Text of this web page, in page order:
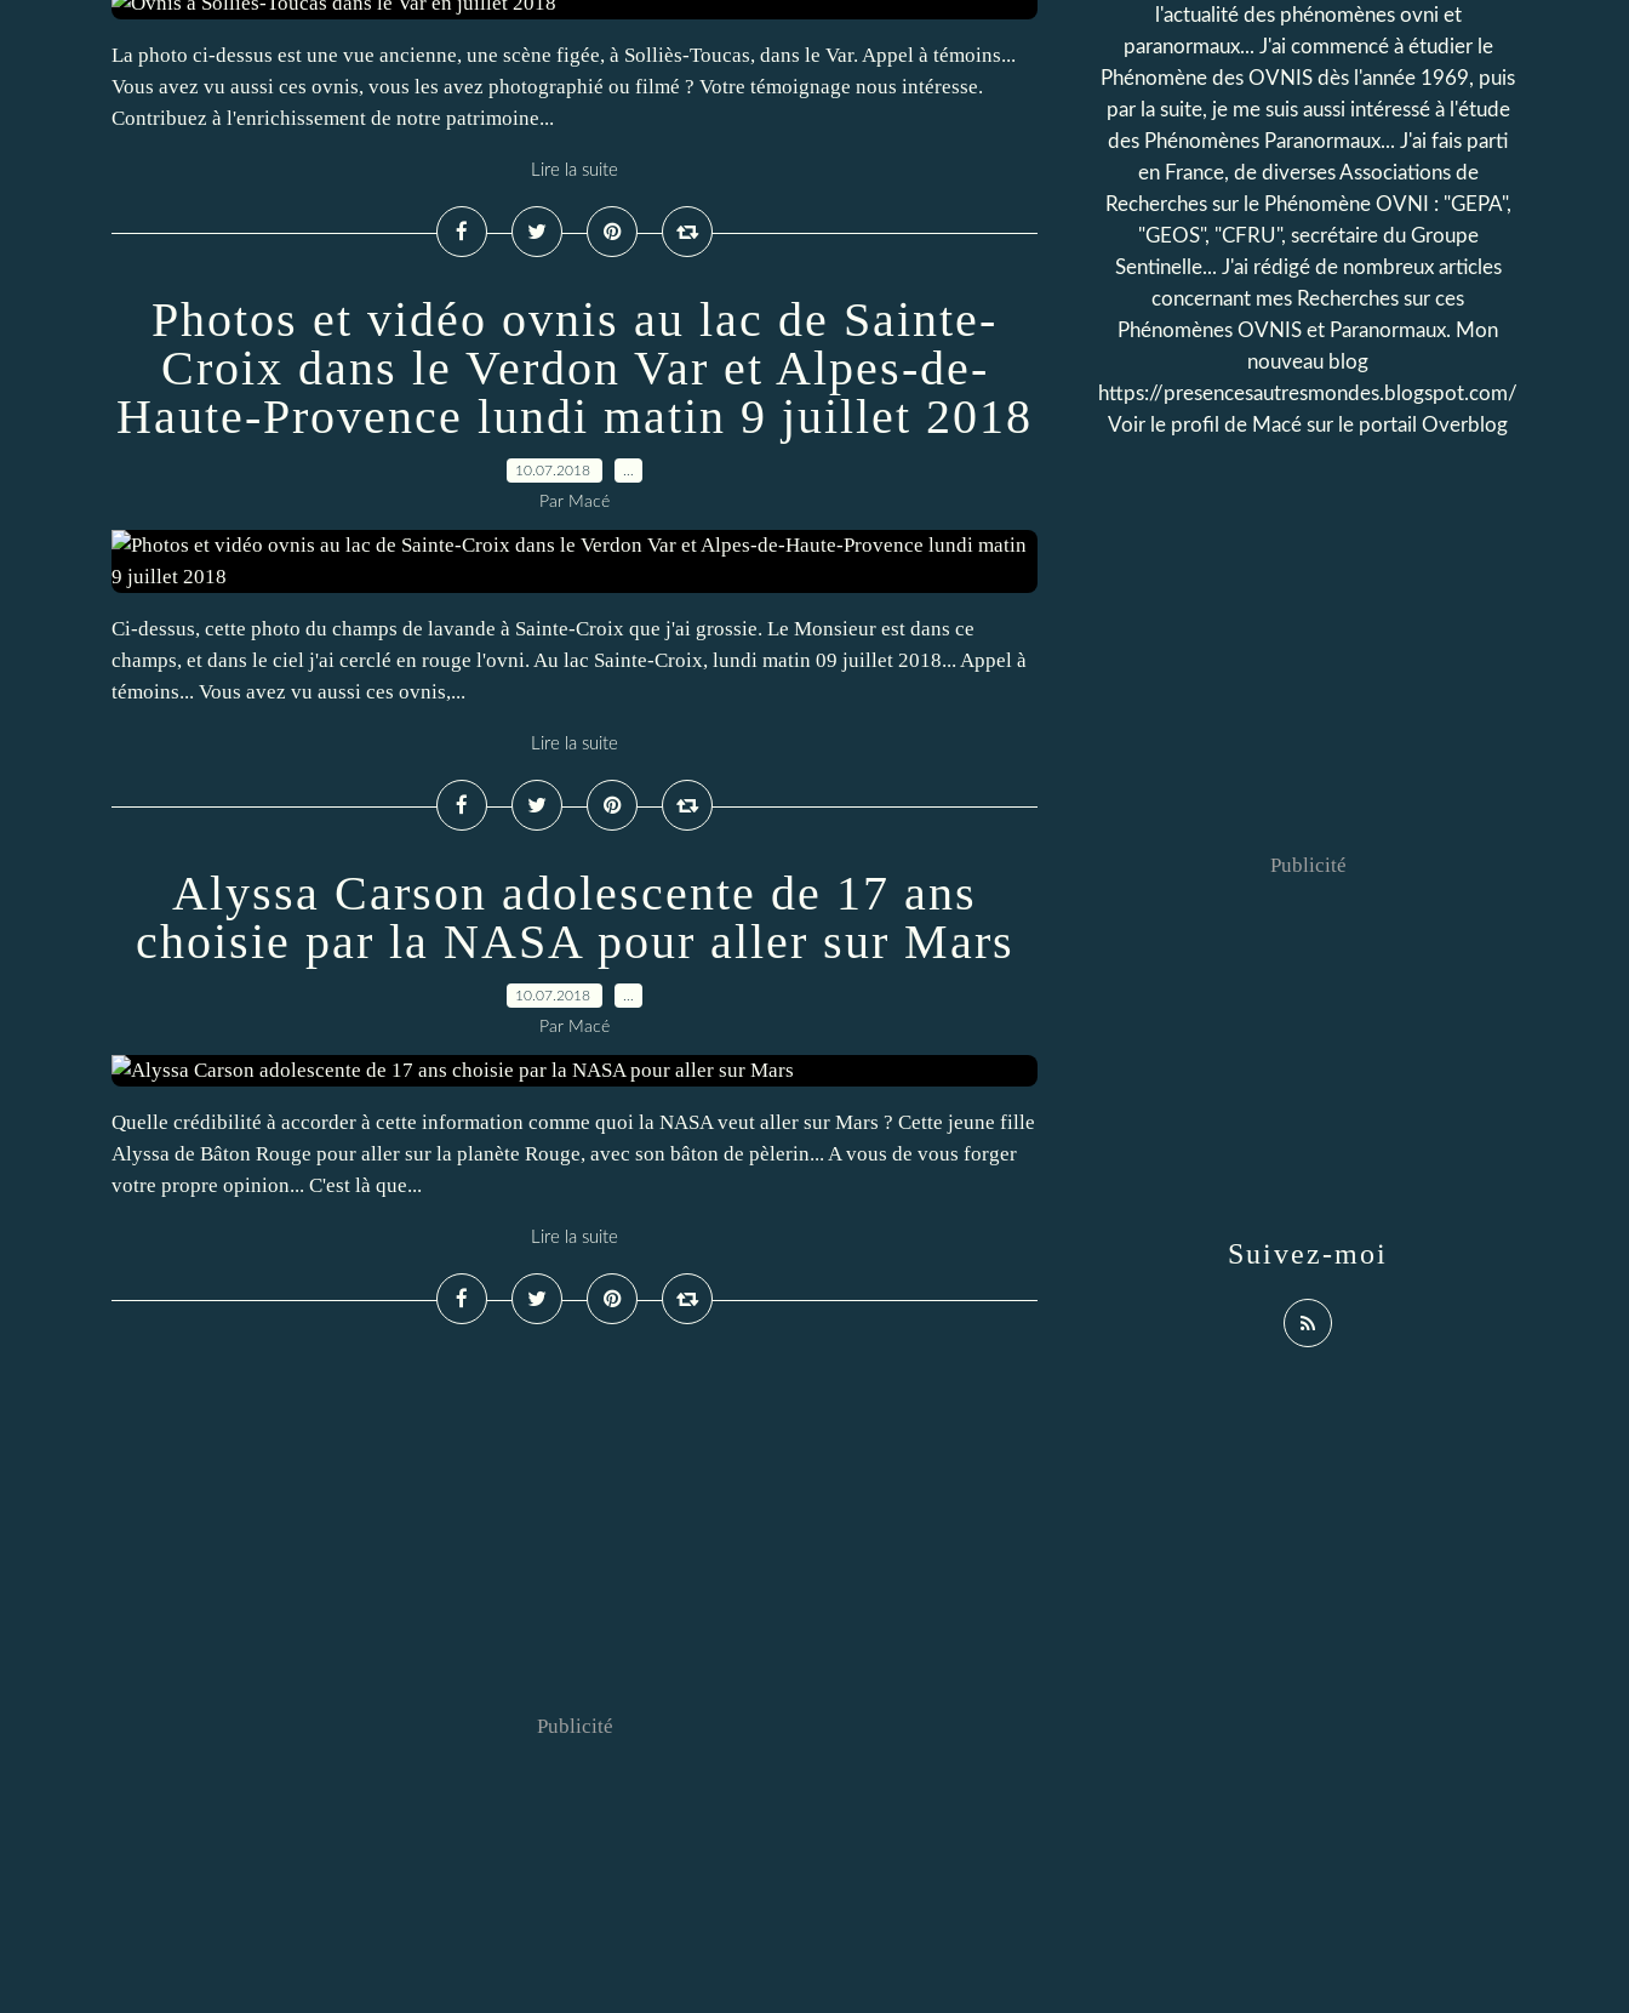
La photo ci-dessus est une vue ancienne, une scène figée, à Solliès-Toucas, dans le Var. Appel à témoins...
Vous avez vu aussi ces ovnis, vous les avez photographié ou filmé ? Votre témoignage nous intéresse.
Contribuez à l'enrichissement de notre patrimoine...
Lire la suite
Photos et vidéo ovnis au lac de Sainte-
Croix dans le Verdon Var et Alpes-de-
Haute-Provence lundi matin 9 juillet 2018
10.07.2018
Par Macé
Ci-dessus, cette photo du champs de lavande à Sainte-Croix que j'ai grossie. Le Monsieur est dans ce
champs, et dans le ciel j'ai cerclé en rouge l'ovni. Au lac Sainte-Croix, lundi matin 09 juillet 2018... Appel à
témoins... Vous avez vu aussi ces ovnis,...
Lire la suite
Alyssa Carson adolescente de 17 ans
choisie par la NASA pour aller sur Mars
10.07.2018
Par Macé
Quelle crédibilité à accorder à cette information comme quoi la NASA veut aller sur Mars ? Cette jeune fille
Alyssa de Bâton Rouge pour aller sur la planète Rouge, avec son bâton de pèlerin... A vous de vous forger
votre propre opinion... C'est là que...
Lire la suite
Publicité
l'actualité des phénomènes ovni et
paranormaux... J'ai commencé à étudier le
Phénomène des OVNIS dès l'année 1969, puis
par la suite, je me suis aussi intéressé à l'étude
des Phénomènes Paranormaux... J'ai fais parti
en France, de diverses Associations de
Recherches sur le Phénomène OVNI : "GEPA",
"GEOS", "CFRU", secrétaire du Groupe
Sentinelle... J'ai rédigé de nombreux articles
concernant mes Recherches sur ces
Phénomènes OVNIS et Paranormaux. Mon
nouveau blog
https://presencesautresmondes.blogspot.com/
Voir le profil de Macé sur le portail Overblog
Suivez-moi
Publicité